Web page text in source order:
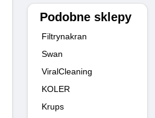
Podobne sklepy
Filtrynakran
Swan
ViralCleaning
KOLER
Krups